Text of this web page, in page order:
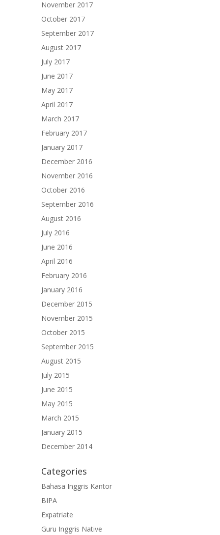
November 2017
October 2017
September 2017
August 2017
July 2017
June 2017
May 2017
April 2017
March 2017
February 2017
January 2017
December 2016
November 2016
October 2016
September 2016
August 2016
July 2016
June 2016
April 2016
February 2016
January 2016
December 2015
November 2015
October 2015
September 2015
August 2015
July 2015
June 2015
May 2015
March 2015
January 2015
December 2014
Categories
Bahasa Inggris Kantor
BIPA
Expatriate
Guru Inggris Native